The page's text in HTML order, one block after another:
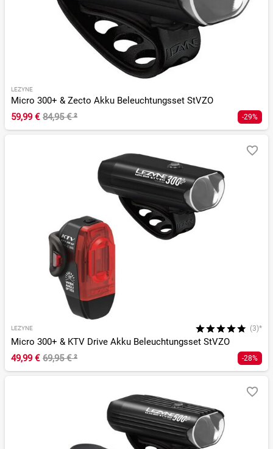
LEZYNE
Micro 300+ & Zecto Akku Beleuchtungsset StVZO
59,99 € 84,95 €² -29%
LEZYNE (3)*
Micro 300+ & KTV Drive Akku Beleuchtungsset StVZO
49,99 € 69,95 €² -28%